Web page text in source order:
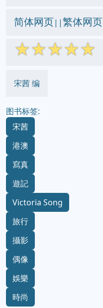
简体网页||繁体网页
☆☆☆☆☆
宋茜 编
图书标签:
宋茜
港澳
寫真
遊記
Victoria Song
旅行
攝影
偶像
娛樂
時尚